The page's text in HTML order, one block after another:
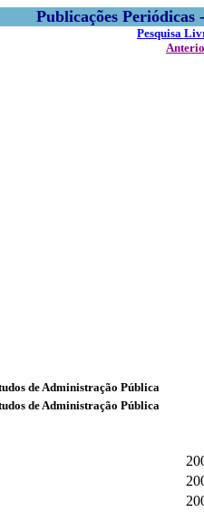
Publicações
Pesquisa
de Administração Pública
de Administração Pública